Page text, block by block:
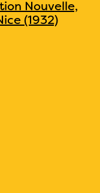
Nouvelle,
(1932)